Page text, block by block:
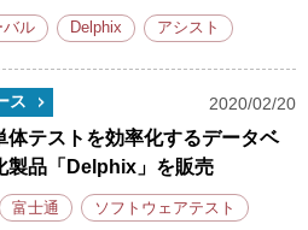
バル Delphix アシスト
ス 2020/02/20
体テストを効率化するデータベ
製品「Delphix」を販売
富士通 ソフトウェアテスト